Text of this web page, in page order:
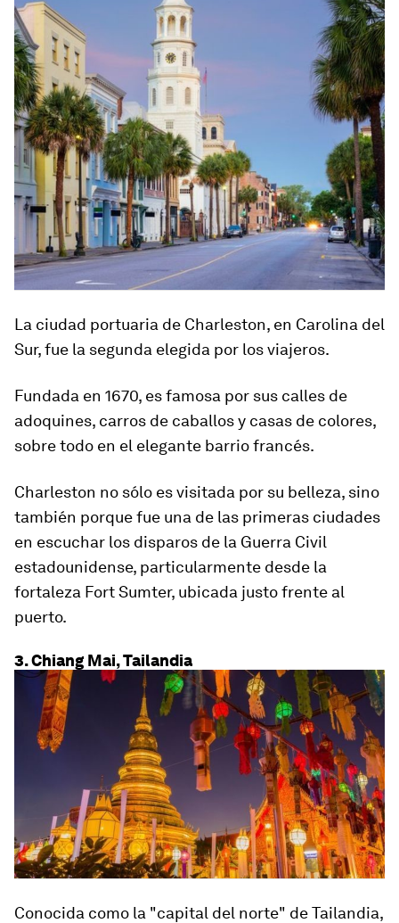
La ciudad portuaria de Charleston, en Carolina del
Sur, fue la segunda elegida por los viajeros.
Fundada en 1670, es famosa por sus calles de
adoquines, carros de caballos y casas de colores,
sobre todo en el elegante barrio francés.
Charleston no sólo es visitada por su belleza, sino
también porquefue una de las primeras ciudades
en escuchar los disparos de la Guerra Civil
estadounidense, particularmente desde la
fortaleza Fort Sumter, ubicada justo frente al
puerto.
3. Chiang Mai, Tailandia
Conocida como la "capital del norte" de Tailandia,